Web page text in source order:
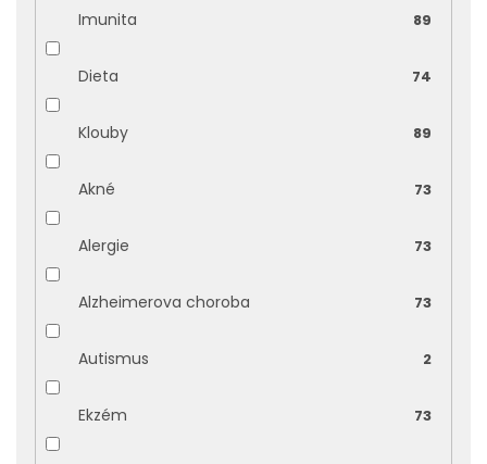
Imunita 89
Dieta 74
Klouby 89
Akné 73
Alergie 73
Alzheimerova choroba 73
Autismus 2
Ekzém 73